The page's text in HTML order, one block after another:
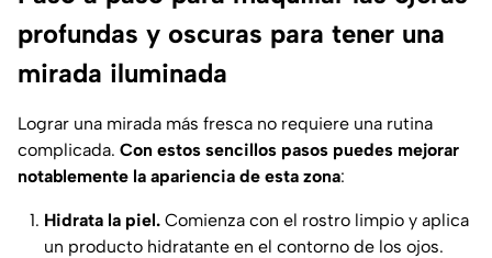
profundas y oscuras para tener una
mirada iluminada
Lograr una mirada más fresca no requiere una rutina
complicada. Con estos sencillos pasos puedes mejorar
notablemente la apariencia de esta zona:
Hidrata la piel. Comienza con el rostro limpio y aplica
un producto hidratante en el contorno de los ojos.